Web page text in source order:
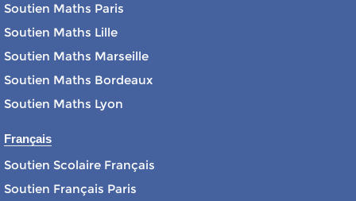
Soutien Maths Paris
Soutien Maths Lille
Soutien Maths Marseille
Soutien Maths Bordeaux
Soutien Maths Lyon
Français
Soutien Scolaire Français
Soutien Français Paris